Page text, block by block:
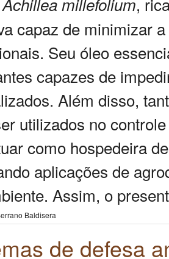
capaz de minimizar
Seu óleo
capazes de
Além disso,
utilizados no
como hospedeira
aplicações de
Assim, o
Baldisera
de defesa